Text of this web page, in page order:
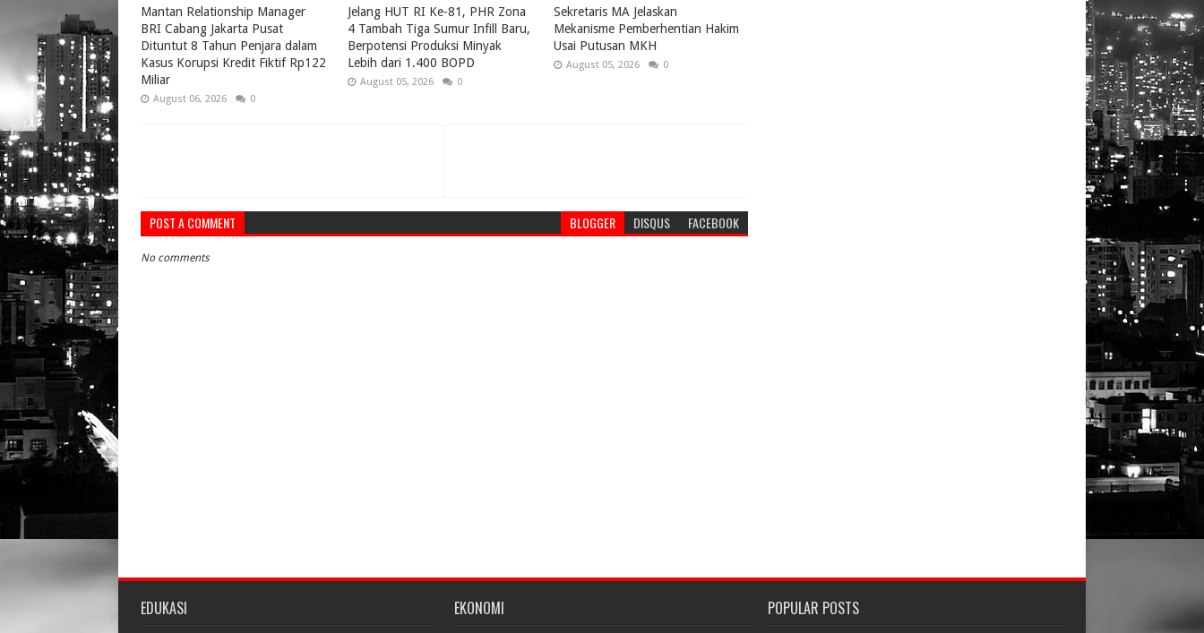
Mantan Relationship Manager
BRI Cabang Jakarta Pusat
Dituntut 8 Tahun Penjara dalam
Kasus Korupsi Kredit Fiktif Rp122
Miliar
August 06, 2026 0
Jelang HUT RI Ke-81, PHR Zona
4 Tambah Tiga Sumur Infill Baru,
Berpotensi Produksi Minyak
Lebih dari 1.400 BOPD
August 05, 2026 0
Sekretaris MA Jelaskan
Mekanisme Pemberhentian Hakim
Usai Putusan MKH
August 05, 2026 0
POST A COMMENT BLOGGER DISQUS FACEBOOK
No comments
EDUKASI EKONOMI POPULAR POSTS